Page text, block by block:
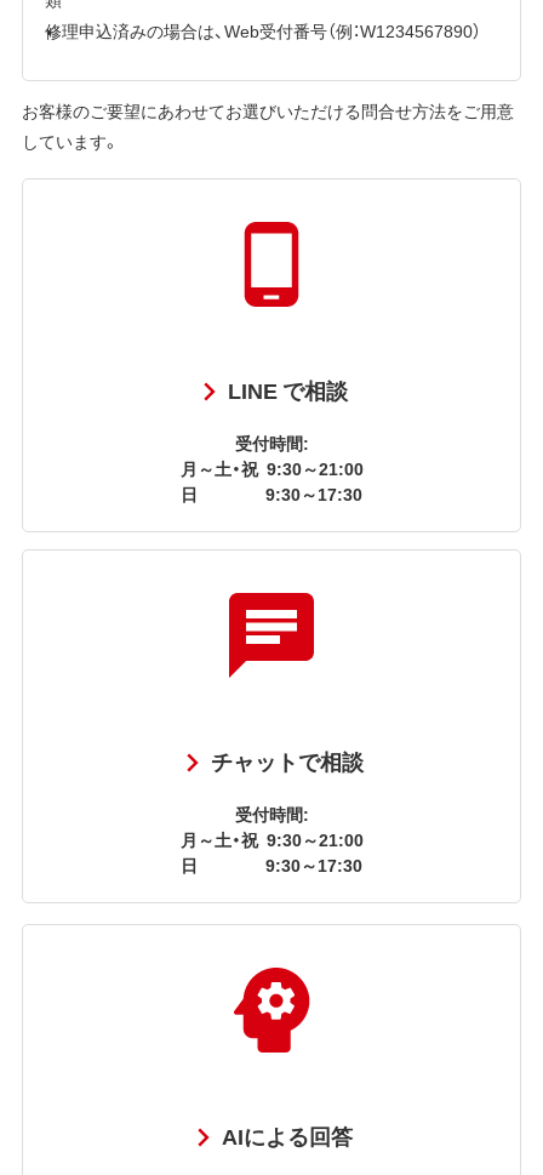
修理申込済みの場合は、Web受付番号（例：W1234567890）
お客様のご要望にあわせてお選びいただける問合せ方法をご用意
しています。
LINE で相談
受付時間:
月～土・祝 9:30～21:00
日
9:30～17:30
チャットで相談
受付時間:
月～土・祝 9:30～21:00
日
9:30～17:30
AIによる回答